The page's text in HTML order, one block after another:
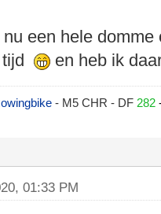
een hele
tijd
en heb ik
- M5 CHR - DF 282
01:33 PM